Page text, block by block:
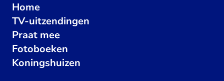
Home
TV-uitzendingen
Praat mee
Fotoboeken
Koningshuizen